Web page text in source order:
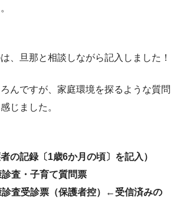
、旦那と相談しながら記入しました！
んですが、家庭環境を探るような質問
じました。
の記録〔1歳6か月の頃〕を記入）
診査・子育て質問票
診査受診票（保護者控）←受信済みの